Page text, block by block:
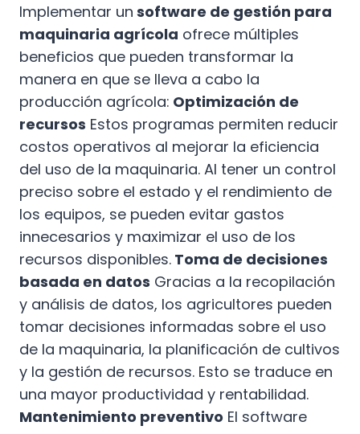
Implementar un software de gestión para
maquinaria agrícola ofrece múltiples
beneficios que pueden transformar la
manera en que se lleva a cabo la
producción agrícola: Optimización de
recursos Estos programas permiten reducir
costos operativos al mejorar la eficiencia
del uso de la maquinaria. Al tener un control
preciso sobre el estado y el rendimiento de
los equipos, se pueden evitar gastos
innecesarios y maximizar el uso de los
recursos disponibles. Toma de decisiones
basada en datos Gracias a la recopilación
y análisis de datos, los agricultores pueden
tomar decisiones informadas sobre el uso
de la maquinaria, la planificación de cultivos
y la gestión de recursos. Esto se traduce en
una mayor productividad y rentabilidad.
Mantenimiento preventivo El software